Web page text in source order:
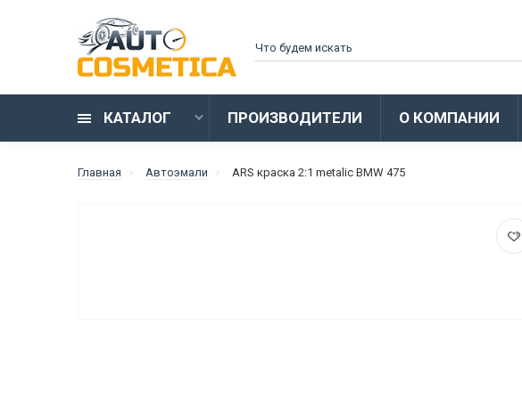
КАТАЛОГ ПРОИЗВОДИТЕЛИ О КОМПАНИИ
Главная Автоэмали ARS краска 2:1 metalic BMW 475